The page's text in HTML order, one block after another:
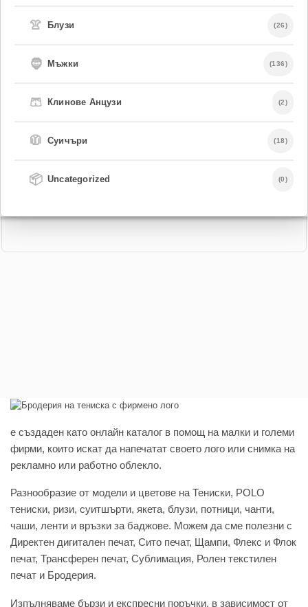
👚 Блузи (26)
🧔 Мъжки (136)
🩳 Клинове Анцузи (2)
🧥 Суичъри (18)
📦 Uncategorized (0)
e създаден като онлайн каталог в помощ на малки и големи
фирми, които искат да напечатат своето лого или снимка на
рекламно или работно облекло.
Разнообразие от модели и цветове на Тениски, POLO
тениски, ризи, суитшърти, якета, блузи, потници, чанти,
чаши, ленти и връзки за баджове. Можем да сме полезни с
Директен дигитален печат, Сито печат, Щампи, Флекс и Флок
печат, Трансферен печат, Сублимация, Ролен текстилен
печат и Бродерия.
Изпълняваме бързи и експресни поръчки, в зависимост от